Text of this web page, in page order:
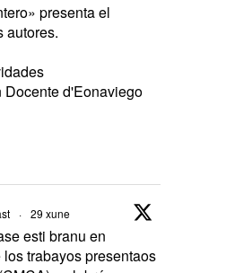
presenta el
autores.
d'Eonaviego
· 29 xune
esti branu en
trabayos presentaos